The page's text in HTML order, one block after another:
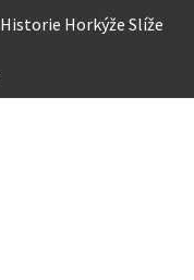
Historie Horkýže Slíže